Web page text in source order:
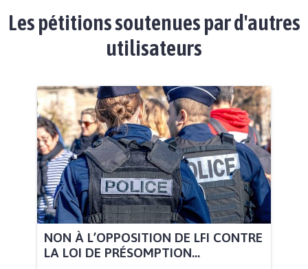
Les pétitions soutenues par d'autres
utilisateurs
NON À L’OPPOSITION DE LFI CONTRE
LA LOI DE PRÉSOMPTION...